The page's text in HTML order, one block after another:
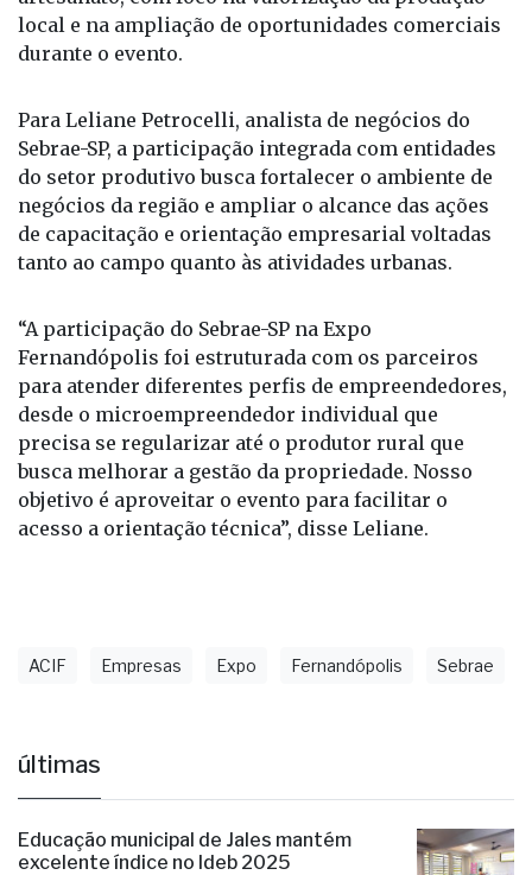
local e na ampliação de oportunidades comerciais
durante o evento.
Para Leliane Petrocelli, analista de negócios do
Sebrae-SP, a participação integrada com entidades
do setor produtivo busca fortalecer o ambiente de
negócios da região e ampliar o alcance das ações
de capacitação e orientação empresarial voltadas
tanto ao campo quanto às atividades urbanas.
“A participação do Sebrae-SP na Expo
Fernandópolis foi estruturada com os parceiros
para atender diferentes perfis de empreendedores,
desde o microempreendedor individual que
precisa se regularizar até o produtor rural que
busca melhorar a gestão da propriedade. Nosso
objetivo é aproveitar o evento para facilitar o
acesso a orientação técnica”, disse Leliane.
ACIF Empresas Expo Fernandópolis Sebrae
últimas
Educação municipal de Jales mantém
excelente índice no Ideb 2025